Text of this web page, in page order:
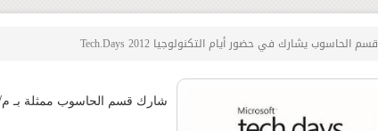
قسم الحاسوب يشارك في حضور أيام التكنولوجيا Tech.Days 2012
شارك قسم الحاسوب ممثلة